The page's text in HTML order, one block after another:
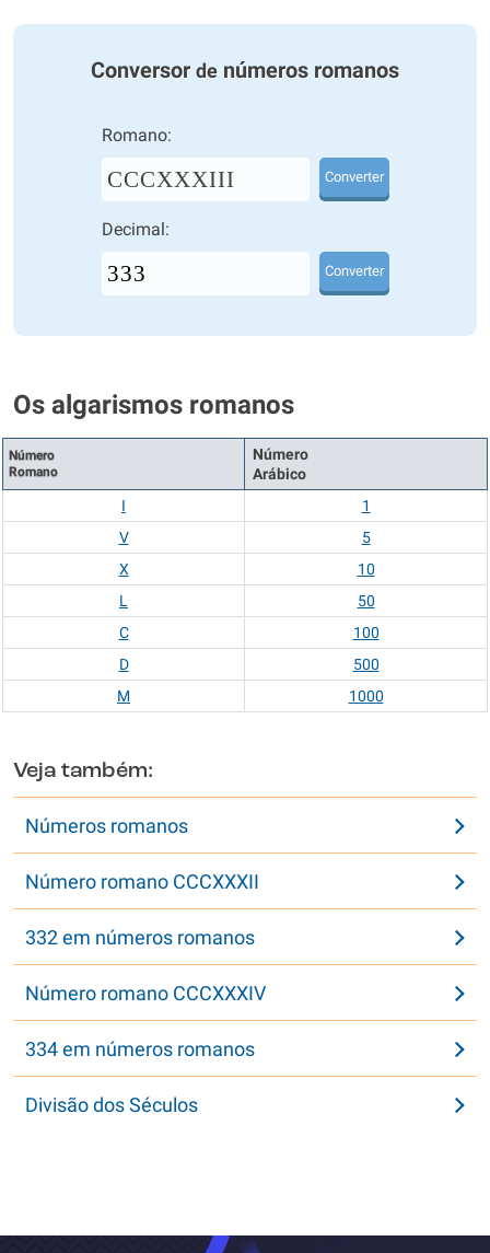
Conversor de números romanos
Romano:
CCCXXXIII Converter
Decimal:
Converter
Os algarismos romanos
Número
Romano
Número
Arábico
I
1
V
5
X
10
L
50
C
100
D
500
M
1000
Veja também:
Números romanos
Número romano CCCXXXII
332 em números romanos
Número romano CCCXXXIV
334 em números romanos
Divisão dos Séculos